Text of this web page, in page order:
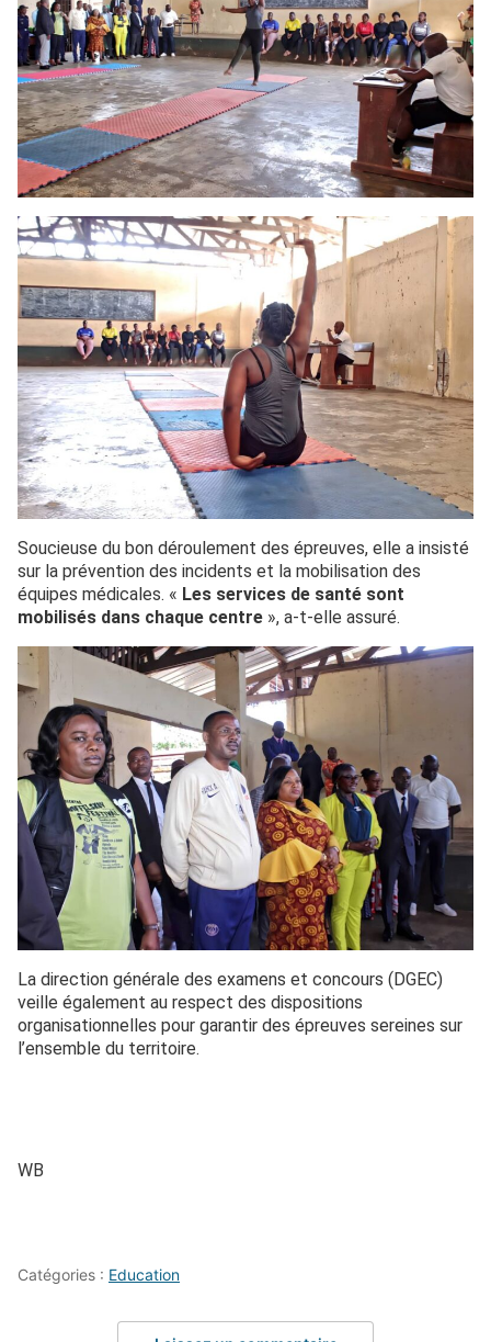
Soucieuse du bon déroulement des épreuves, elle a insisté
sur la prévention des incidents et la mobilisation des
équipes médicales. « Les services de santé sont
mobilisés dans chaque centre », a-t-elle assuré.
La direction générale des examens et concours (DGEC)
veille également au respect des dispositions
organisationnelles pour garantir des épreuves sereines sur
l’ensemble du territoire.
WB
Catégories : Education